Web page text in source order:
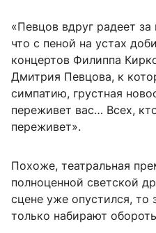
«Певцов вдруг радеет
что с пеной на устах
концертов Филиппа
Дмитрия Певцова, к
симпатию, грустная
переживет вас… Всех,
переживет».
Похоже, театральная
полноценной светской
сцене уже опустился, то
только набирают